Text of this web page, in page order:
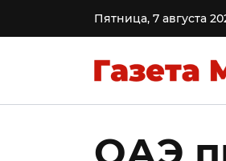
Пятница, 7 августа